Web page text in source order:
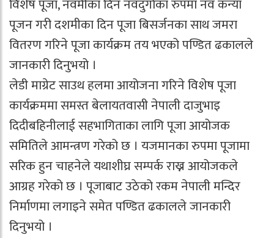
विशेष पूजा, नवमीका दिन नवदुर्गाका रुपमा नव कन्या
पूजन गरी दशमीका दिन पूजा बिसर्जनका साथ जमरा
वितरण गरिने पूजा कार्यक्रम तय भएको पण्डित ढकालले
जानकारी दिनुभयो ।
लेडी माग्रेट साउथ हलमा आयोजना गरिने विशेष पूजा
कार्यक्रममा समस्त बेलायतवासी नेपाली दाजुभाइ
दिदीबहिनीलाई सहभागिताका लागि पूजा आयोजक
समितिले आमन्त्रण गरेको छ । यजमानका रुपमा पूजामा
सरिक हुन चाहनेले यथाशीघ्र सम्पर्क राख्न आयोजकले
आग्रह गरेको छ । पूजाबाट उठेको रकम नेपाली मन्दिर
निर्माणमा लगाइने समेत पण्डित ढकालले जानकारी
दिनुभयो ।